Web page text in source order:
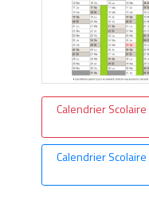
Calendrier Scolaire
Calendrier Scolaire